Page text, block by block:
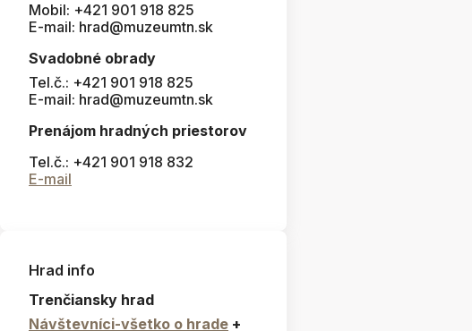
Mobil: +421 901 918 825
E-mail: hrad@muzeumtn.sk
Svadobné obrady
Tel.č.: +421 901 918 825
E-mail: hrad@muzeumtn.sk
Prenájom hradných priestorov
Tel.č.: +421 901 918 832
E-mail
Hrad info
Trenčiansky hrad
Návštevníci-všetko o hrade +